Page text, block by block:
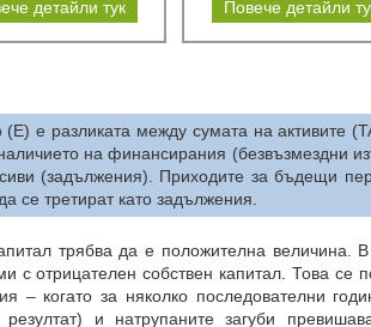
детайли тук
Повече детайли
е разликата между сумата на активите
на финансирания (безвъзмездни
(задължения). Приходите за бъдещи
се третират като задължения.
трябва да е положителна величина. В
с отрицателен собствен капитал. Това се
– когато за няколко последователни
и натрупаните загуби